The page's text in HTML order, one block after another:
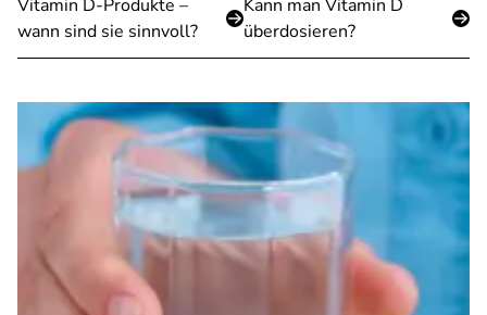
Vitamin D-Produkte –
wann sind sie sinnvoll?
Kann man Vitamin D
überdosieren?